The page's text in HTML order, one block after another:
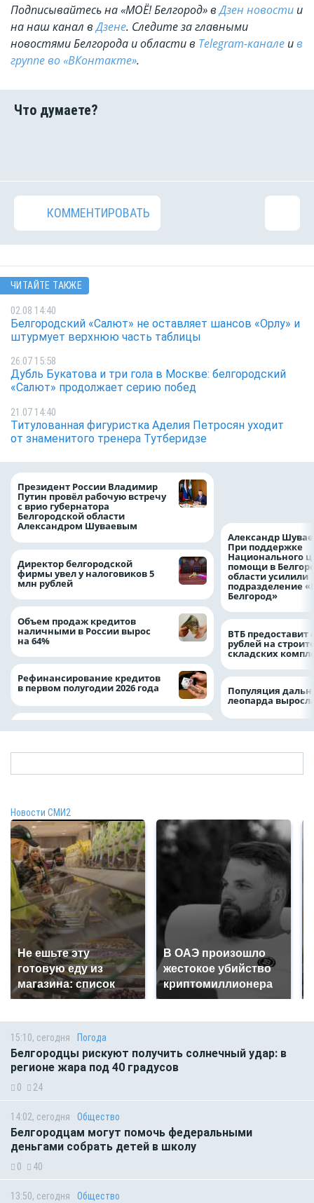
Подписывайтесь на «МОЁ! Белгород» вДзен новости и
на наш канал вДзене. Cледите за главными
новостями Белгорода и области в Telegram-канале ив
группе во «ВКонтакте».
КОММЕНТИРОВАТЬ
ЧИТАЙТЕ ТАКЖЕ
02.08 14:40
Белгородский «Салют» не оставляет шансов «Орлу» и
штурмует верхнюю часть таблицы
26.07 15:58
Дубль Букатова и три гола в Москве: белгородский
«Салют» продолжает серию побед
21.07 14:40
Титулованная фигуристка Аделия Петросян уходит
от знаменитого тренера Тутберидзе
Президент России Владимир
Путин провёл рабочую встречу
с врио губернатора
Белгородской области
Александром Шуваевым
Директор белгородской
фирмы увел у налоговиков 5
млн рублей
Объем продаж кредитов
наличными в России вырос
на 64%
Рефинансирование кредитов
в первом полугодии 2026 года
Александр
При поддержке
Национального
помощи в
области усилили
подразделение
Белгород»
ВТБ предоставит
рублей на
складских
Популяция
леопарда
Новости СМИ2
Не ешьте эту
готовую еду из
магазина: список
В ОАЭ произошло
жестокое убийство
криптомиллионера
15:10, сегодня Погода
Белгородцы рискуют получить солнечный удар: в
регионе жара под 40 градусов
0 24
14:02, сегодня Общество
Белгородцам могут помочь федеральными
деньгами собрать детей в школу
0 40
13:50, сегодня Общество